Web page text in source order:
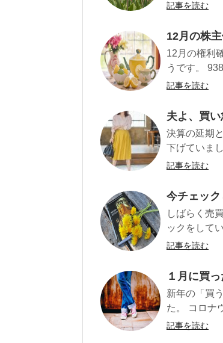
記事を読む
12月の株
12月の権利
うです。
記事を読む
夫よ、買い
決算の延期
下げていま
記事を読む
今チェック
しばらく売
ックをして
記事を読む
１月に買
新年の「買
た。 コロナ
記事を読む